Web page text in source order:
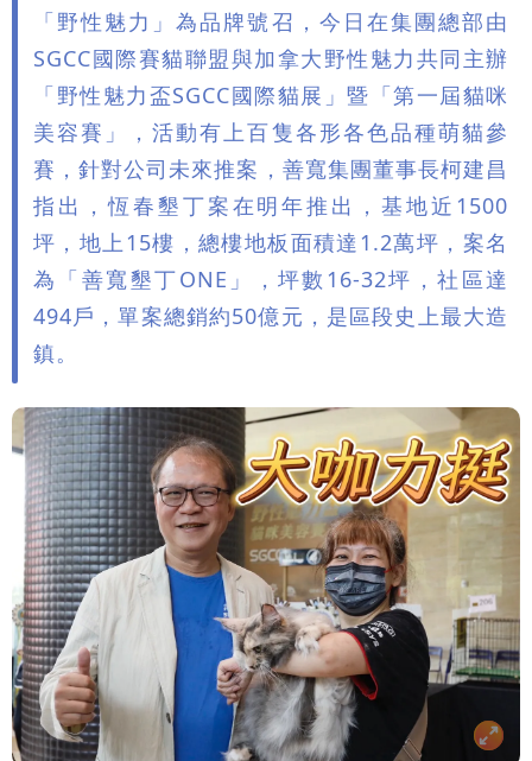
「野性魅力」為品牌號召，今日在集團總部由
SGCC國際賽貓聯盟與加拿大野性魅力共同主辦
「野性魅力盃SGCC國際貓展」暨「第一屆貓咪
美容賽」，活動有上百隻各形各色品種萌貓參
賽，針對公司未來推案，善寬集團董事長柯建昌
指出，恆春墾丁案在明年推出，基地近1500
坪，地上15樓，總樓地板面積達1.2萬坪，案名
為「善寬墾丁ONE」，坪數16-32坪，社區達
494戶，單案總銷約50億元，是區段史上最大造
鎮。